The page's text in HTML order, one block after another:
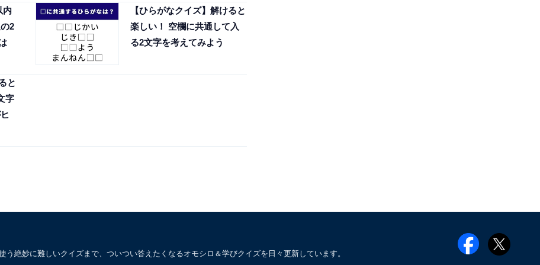
内
2
【ひらがなクイズ】解けると
楽しい！ 空欄に共通して入
る2文字を考えてみよう
と
字
絶妙に難しいクイズまで、ついつい答えたくなるオモシロ＆学びクイズを日々更新しています。